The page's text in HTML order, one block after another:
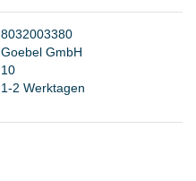
8032003380
Goebel GmbH
10
1-2 Werktagen